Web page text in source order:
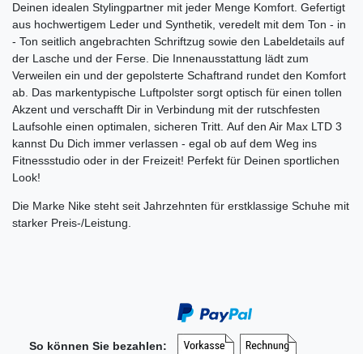
Deinen idealen Stylingpartner mit jeder Menge Komfort. Gefertigt
aus hochwertigem Leder und Synthetik, veredelt mit dem Ton - in
- Ton seitlich angebrachten Schriftzug sowie den Labeldetails auf
der Lasche und der Ferse. Die Innenausstattung lädt zum
Verweilen ein und der gepolsterte Schaftrand rundet den Komfort
ab. Das markentypische Luftpolster sorgt optisch für einen tollen
Akzent und verschafft Dir in Verbindung mit der rutschfesten
Laufsohle einen optimalen, sicheren Tritt. Auf den Air Max LTD 3
kannst Du Dich immer verlassen - egal ob auf dem Weg ins
Fitnessstudio oder in der Freizeit! Perfekt für Deinen sportlichen
Look!
Die Marke Nike steht seit Jahrzehnten für erstklassige Schuhe mit
starker Preis-/Leistung.
So können Sie bezahlen: